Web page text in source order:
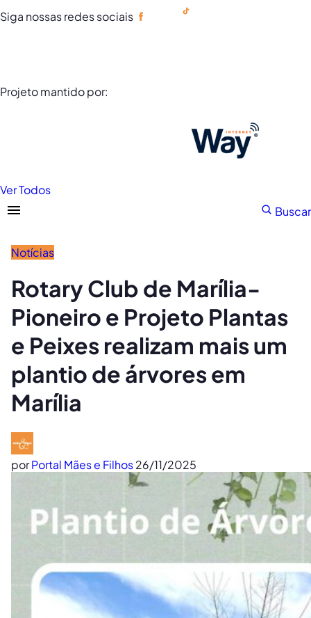
Siga nossas redes sociais
Projeto mantido por:
Ver Todos
Buscar
Notícias
Rotary Club de Marília-
Pioneiro e Projeto Plantas
e Peixes realizam mais um
plantio de árvores em
Marília
porPortal Mães e Filhos26/11/2025